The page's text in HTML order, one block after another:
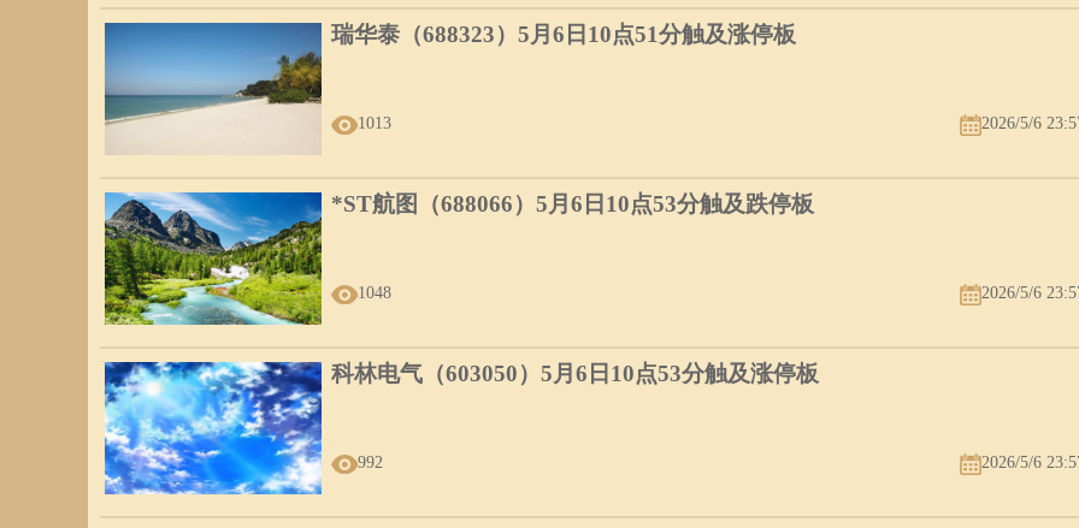
瑞华泰（688323）5月6日10点51分触及涨停板
1013 2026/5/6
*ST航图（688066）5月6日10点53分触及跌停板
1048 2026/5/6
科林电气（603050）5月6日10点53分触及涨停板
992 2026/5/6